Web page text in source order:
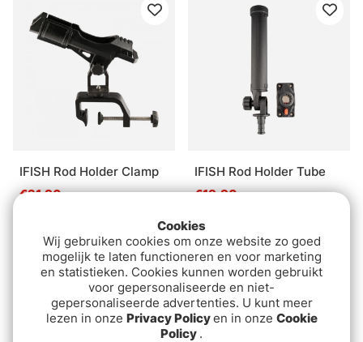
IFISH Rod Holder Clamp
€21.90
IFISH Rod Holder Tube
€19.90
Cookies
Wij gebruiken cookies om onze website zo goed
mogelijk te laten functioneren en voor marketing
en statistieken. Cookies kunnen worden gebruikt
voor gepersonaliseerde en niet-
gepersonaliseerde advertenties. U kunt meer
lezen in onze Privacy Policyen in onze Cookie
Policy .